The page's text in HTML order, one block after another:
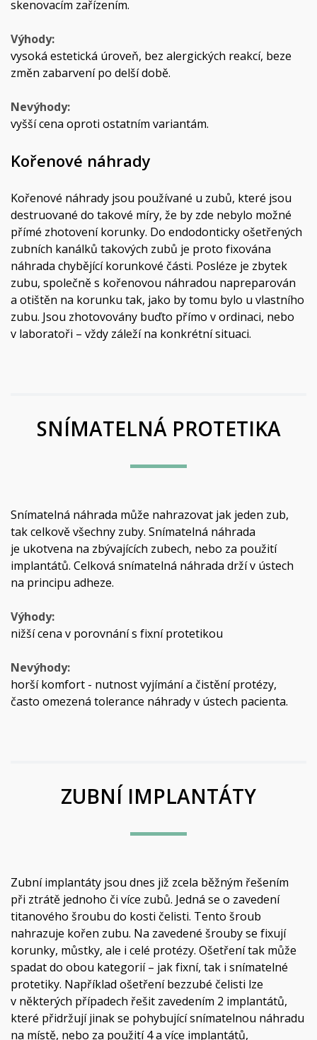
skenovacím zařízením.
Výhody:
vysoká estetická úroveň, bez alergických reakcí, beze
změn zabarvení po delší době.
Nevýhody:
vyšší cena oproti ostatním variantám.
Kořenové náhrady
Kořenové náhrady jsou používané u zubů, které jsou
destruované do takové míry, že by zde nebylo možné
přímé zhotovení korunky. Do endodonticky ošetřených
zubních kanálků takových zubů je proto fixována
náhrada chybějící korunkové části. Posléze je zbytek
zubu, společně s kořenovou náhradou napreparován
a otištěn na korunku tak, jako by tomu bylo u vlastního
zubu. Jsou zhotovovány buďto přímo v ordinaci, nebo
v laboratoři – vždy záleží na konkrétní situaci.
SNÍMATELNÁ PROTETIKA
Snímatelná náhrada může nahrazovat jak jeden zub,
tak celkově všechny zuby. Snímatelná náhrada
je ukotvena na zbývajících zubech, nebo za použití
implantátů. Celková snímatelná náhrada drží v ústech
na principu adheze.
Výhody:
nižší cena v porovnání s fixní protetikou
Nevýhody:
horší komfort - nutnost vyjímání a čistění protézy,
často omezená tolerance náhrady v ústech pacienta.
ZUBNÍ IMPLANTÁTY
Zubní implantáty jsou dnes již zcela běžným řešením
při ztrátě jednoho či více zubů. Jedná se o zavedení
titanového šroubu do kosti čelisti. Tento šroub
nahrazuje kořen zubu. Na zavedené šrouby se fixují
korunky, můstky, ale i celé protézy. Ošetření tak může
spadat do obou kategorií – jak fixní, tak i snímatelné
protetiky. Například ošetření bezzubé čelisti lze
v některých případech řešit zavedením 2 implantátů,
které přidržují jinak se pohybující snímatelnou náhradu
na místě, nebo za použití 4 a více implantátů,